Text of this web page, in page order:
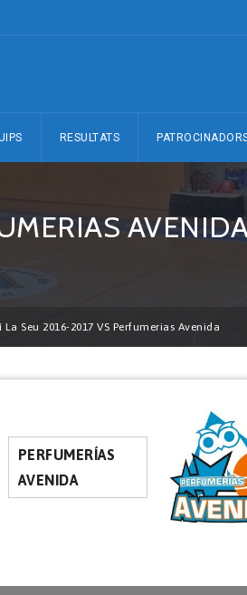
RESULTATS
La Seu 2016-2017 VS Perfumerias Avenida
PERFUMERÍAS
AVENIDA